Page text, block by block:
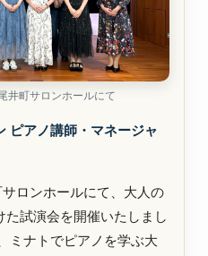
町サロンホールにて
ピアノ講師・マネージャ
ロンホールにて、大人の
た試演会を開催いたしまし
ミナトでピアノを学ぶ大